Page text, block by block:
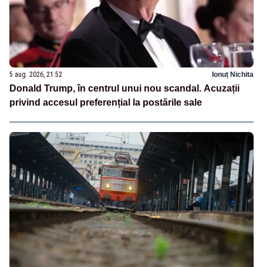
5 aug. 2026, 21:52 Ionuț Nichita
Donald Trump, în centrul unui nou scandal. Acuzații
privind accesul preferențial la postările sale